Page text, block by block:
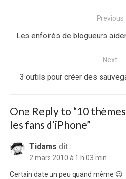
de
Previous
Previous
Les enfoirés de blogueurs
Next
Next
3 outils pour créer des
One Reply to “10
les fans d’iPhone”
Tidams dit :
2 mars 2010 à 1 h 03 min
Certain date un peu quand même 😉